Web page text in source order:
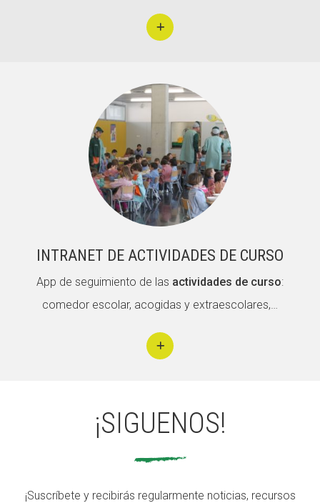
INTRANET DE ACTIVIDADES DE CURSO
App de seguimiento de las actividades de curso:
comedor escolar, acogidas y extraescolares,…
¡SIGUENOS!
¡Suscríbete y recibirás regularmente noticias, recursos
CONEIX FUNDESPLAI
Missió i valors
Els comptes clars
Fundesplai als mitjans